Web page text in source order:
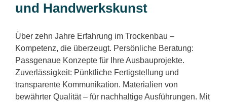
und Handwerkskunst
Über zehn Jahre Erfahrung im Trockenbau –
Kompetenz, die überzeugt. Persönliche Beratung:
Passgenaue Konzepte für Ihre Ausbauprojekte.
Zuverlässigkeit: Pünktliche Fertigstellung und
transparente Kommunikation. Materialien von
bewährter Qualität – für nachhaltige Ausführungen. Mit